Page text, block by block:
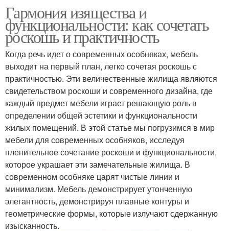
Гармония изящества и
функциональности: как сочетать
роскошь и практичность
Когда речь идет о современных особняках, мебель
выходит на первый план, легко сочетая роскошь с
практичностью. Эти величественные жилища являются
свидетельством роскоши и современного дизайна, где
каждый предмет мебели играет решающую роль в
определении общей эстетики и функциональности
жилых помещений. В этой статье мы погрузимся в мир
мебели для современных особняков, исследуя
пленительное сочетание роскоши и функциональности,
которое украшает эти замечательные жилища. В
современном особняке царят чистые линии и
минимализм. Мебель демонстрирует утонченную
элегантность, демонстрируя плавные контуры и
геометрические формы, которые излучают сдержанную
изысканность.